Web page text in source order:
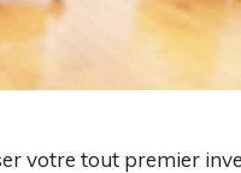
votre tout premier